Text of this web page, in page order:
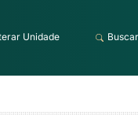
Unidade Buscar